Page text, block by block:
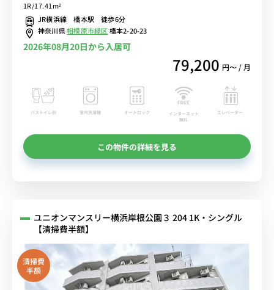
設も充実■選べるWi-Fi格安レンタル中！
1R/17.41m²
JR横浜線 橋本駅 徒歩6分
神奈川県相模原市緑区橋本2-20-23
2026年08月20日から入居可
79,200 円〜 / 月
バストイレ別 室内洗濯機 オートロック
インターネット
無料
エレベーター
この物件の詳細を見る
ユニオンマンスリー横浜岸根公園３ 204 1K・シングル
【清掃費半額】
清掃費
半額